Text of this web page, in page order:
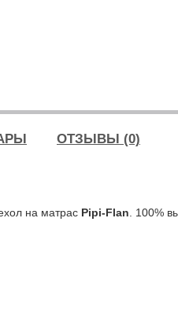
ОТЗЫВЫ (0)
на матрас Pipi-Flan . 100%